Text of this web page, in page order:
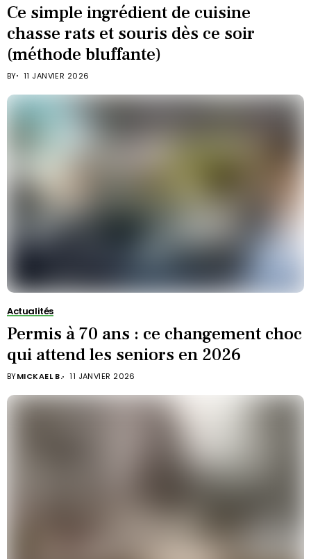
Ce simple ingrédient de cuisine
chasse rats et souris dès ce soir
(méthode bluffante)
BY 11 JANVIER 2026
Actualités
Permis à 70 ans : ce changement choc
qui attend les seniors en 2026
BYMICKAEL B. 11 JANVIER 2026